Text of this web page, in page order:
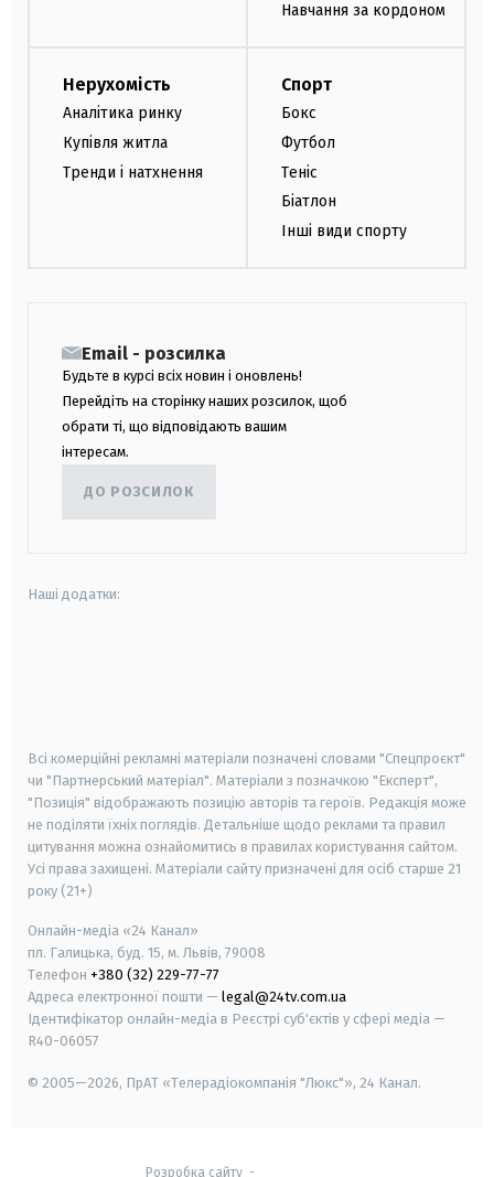
Навчання за кордоном
Нерухомість
Аналітика ринку
Купівля житла
Тренди і натхнення
Спорт
Бокс
Футбол
Теніс
Біатлон
Інші види спорту
Email - розсилка
Будьте в курсі всіх новин і оновлень!
Перейдіть на сторінку наших розсилок, щоб
обрати ті, що відповідають вашим
інтересам.
ДО РОЗСИЛОК
Наші додатки:
Всі комерційні рекламні матеріали позначені словами "Спецпроєкт"
чи "Партнерський матеріал". Матеріали з позначкою "Експерт",
"Позиція" відображають позицію авторів та героїв. Редакція може
не поділяти їхніх поглядів. Детальніше щодо реклами та правил
цитування можна ознайомитись в правилах користування сайтом.
Усі права захищені. Матеріали сайту призначені для осіб старше 21
року (21+)
Онлайн-медіа «24 Канал»
пл. Галицька, буд. 15, м. Львів, 79008
Телефон +380 (32) 229-77-77
Адреса електронної пошти — legal@24tv.com.ua
Ідентифікатор онлайн-медіа в Реєстрі суб'єктів у сфері медіа —
R40-06057
© 2005—2026, ПрАТ «Телерадіокомпанія "Люкс"», 24 Канал.
Розробка сайту-